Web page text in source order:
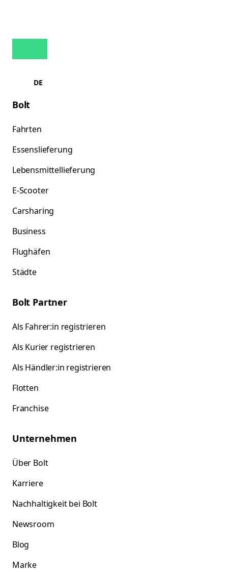
DE
Bolt
Fahrten
Essenslieferung
Lebensmittellieferung
E-Scooter
Carsharing
Business
Flughäfen
Städte
Bolt Partner
Als Fahrer:in registrieren
Als Kurier registrieren
Als Händler:in registrieren
Flotten
Franchise
Unternehmen
Über Bolt
Karriere
Nachhaltigkeit bei Bolt
Newsroom
Blog
Marke